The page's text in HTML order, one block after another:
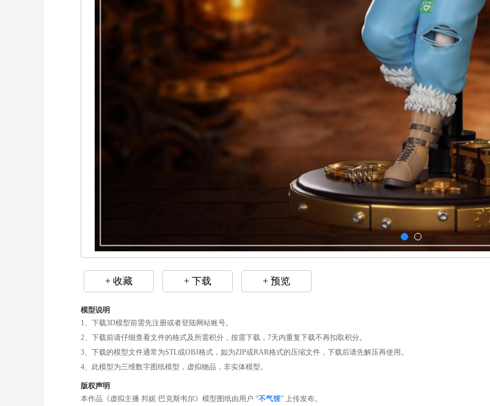
+ 收藏 + 下载 + 预览
模型说明
1、下载3D模型前需先注册或者登陆网站账号。
2、下载前请仔细查看文件的格式及所需积分，按需下载，7天内重复下载不再扣取积分。
3、下载的模型文件通常为STL或OBJ格式，如为ZIP或RAR格式的压缩文件，下载后请先解压再使用。
4、此模型为三维数字图纸模型，虚拟物品，非实体模型。
版权声明
本作品《虚拟主播 邦妮·巴克斯韦尔》模型图纸由用户 “不气馁” 上传发布。